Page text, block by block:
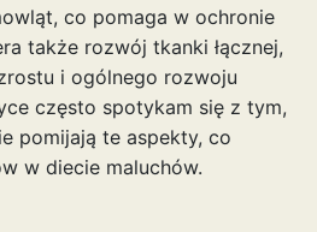
co pomaga w ochronie
także rozwój tkanki łącznej,
i ogólnego rozwoju
często spotykam się z tym,
pomijają te aspekty, co
w diecie maluchów.